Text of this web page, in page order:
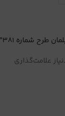
شماره 381”
علامت‌گذاری